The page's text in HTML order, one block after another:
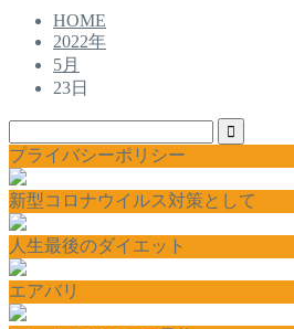
HOME
2022年
5月
23日
プライバシーポリシー
新型コロナウイルス対策として
人生最後のダイエット
エアバリ